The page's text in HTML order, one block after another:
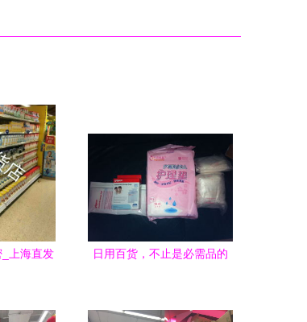
上海直发
日用百货，不止是必需品的